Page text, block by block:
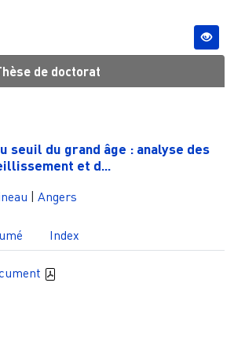
de doctorat
seuil du grand âge : analyse des
et d...
Angers
Index